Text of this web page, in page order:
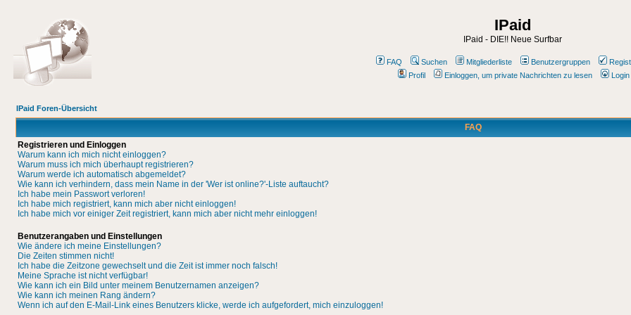
IPaid
IPaid - DIE!! Neue Surfbar
FAQ Suchen Mitgliederliste Benutzergruppen
Profil
Einloggen, um private Nachrichten zu lesen Login
IPaid Foren-Übersicht
FAQ
Registrieren und Einloggen
Warum kann ich mich nicht einloggen?
Warum muss ich mich überhaupt registrieren?
Warum werde ich automatisch abgemeldet?
Wie kann ich verhindern, dass mein Name in der 'Wer ist online?'-Liste auftaucht?
Ich habe mein Passwort verloren!
Ich habe mich registriert, kann mich aber nicht einloggen!
Ich habe mich vor einiger Zeit registriert, kann mich aber nicht mehr einloggen!
Benutzerangaben und Einstellungen
Wie ändere ich meine Einstellungen?
Die Zeiten stimmen nicht!
Ich habe die Zeitzone gewechselt und die Zeit ist immer noch falsch!
Meine Sprache ist nicht verfügbar!
Wie kann ich ein Bild unter meinem Benutzernamen anzeigen?
Wie kann ich meinen Rang ändern?
Wenn ich auf den E-Mail-Link eines Benutzers klicke, werde ich aufgefordert, mich einzuloggen!